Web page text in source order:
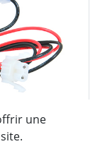
une